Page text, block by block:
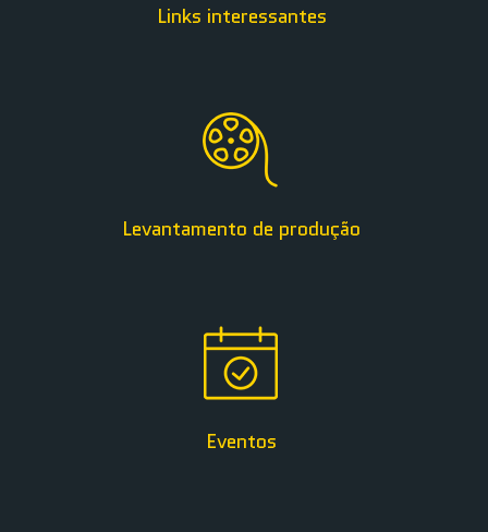
Links interessantes
Levantamento de produção
Eventos